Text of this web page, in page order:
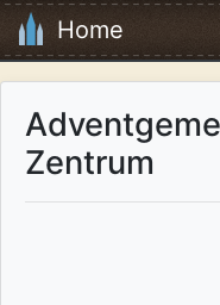
Home
Zentrum